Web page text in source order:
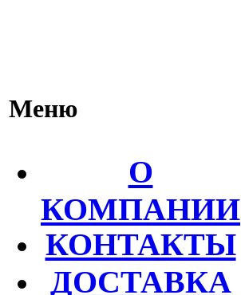
Меню
О
КОМПАНИИ
КОНТАКТЫ
ДОСТАВКА